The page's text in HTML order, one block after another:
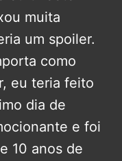
muita
um spoiler.
como
eu teria feito
dia de
e foi
10 anos de